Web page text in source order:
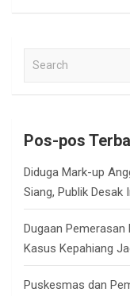
a
c
Pos-pos
Diduga Mark-up
Siang, Publik Desak
Dugaan Pemerasan
Kasus Kepahiang
Puskesmas dan